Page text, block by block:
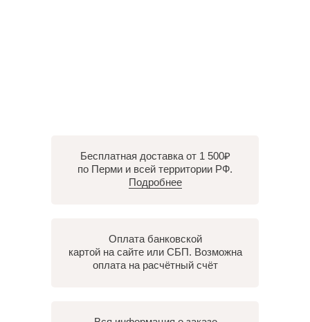
Бесплатная доставка от 1 500₽
по Перми и всей территории РФ.
Подробнее
Оплата банковской
картой на сайте или СБП. Возможна
оплата на расчётный счёт